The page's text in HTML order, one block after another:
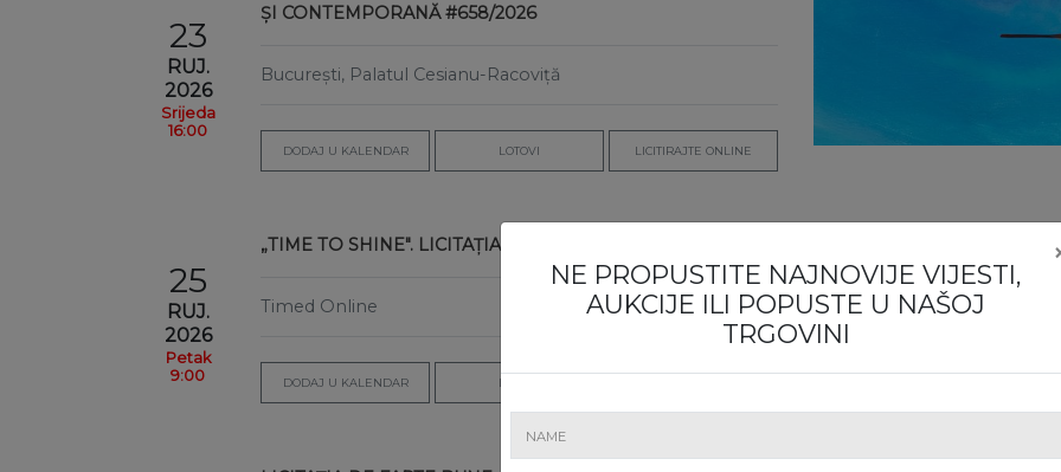
23
RUJ.
2026
Srijeda
16:00
ȘI CONTEMPORANĂ #658/2026
București, Palatul Cesianu-Racoviță
DODAJ U KALENDAR LOTOVI LICITIRAJTE ONLINE
25
RUJ.
2026
Petak
9:00
„TIME TO SHINE". LICITAȚIA DE BIJUTERII #659/2026
Timed Online
DODAJ U KALENDAR LOTOVI
NE PROPUSTITE NAJNOVIJE VIJESTI,
AUKCIJE ILI POPUSTE U NAŠOJ
TRGOVINI